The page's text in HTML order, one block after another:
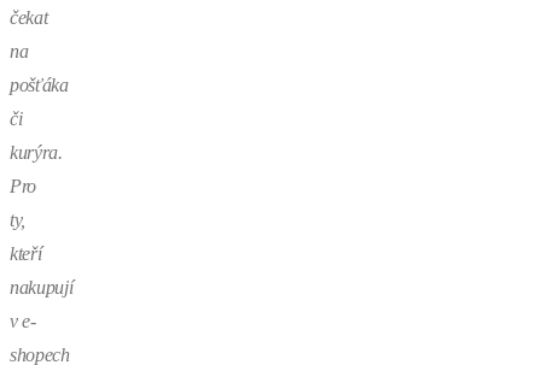
čekat
na
pošťáka
či
kurýra.
Pro
ty,
kteří
nakupují
v e-
shopech